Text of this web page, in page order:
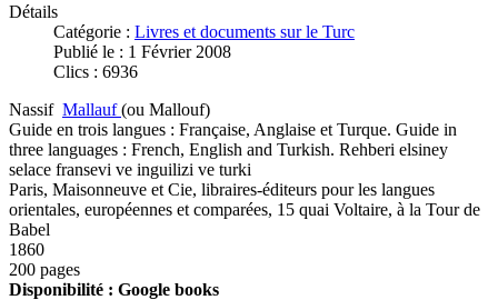
Détails
Catégorie : Livres et documents sur le Turc
Publié le : 1 Février 2008
Clics : 6936
Nassif Mallauf(ou Mallouf)
Guide en trois langues : Française, Anglaise et Turque. Guide in
three languages : French, English and Turkish. Rehberi elsiney
selace fransevi ve inguilizi ve turki
Paris, Maisonneuve et Cie, libraires-éditeurs pour les langues
orientales, européennes et comparées, 15 quai Voltaire, à la Tour de
Babel
1860
200 pages
Disponibilité : Google books